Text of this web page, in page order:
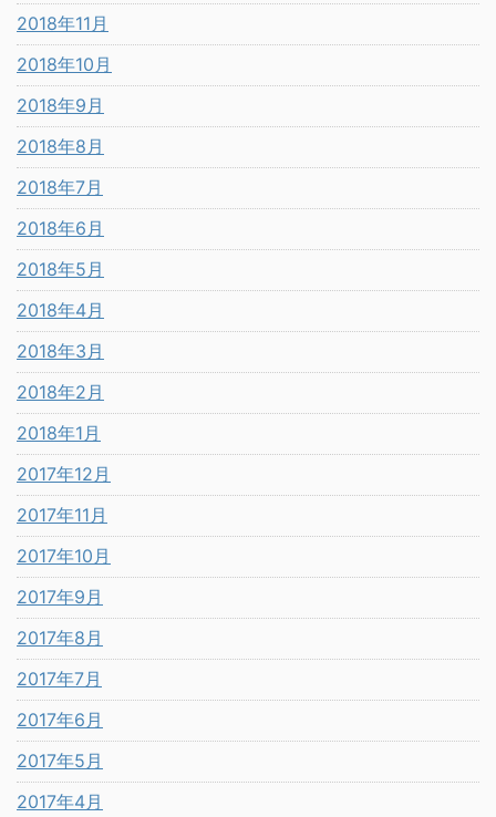
2018年11月
2018年10月
2018年9月
2018年8月
2018年7月
2018年6月
2018年5月
2018年4月
2018年3月
2018年2月
2018年1月
2017年12月
2017年11月
2017年10月
2017年9月
2017年8月
2017年7月
2017年6月
2017年5月
2017年4月